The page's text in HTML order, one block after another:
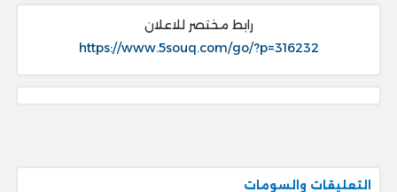
رابط مختصر للاعلان
https://www.5souq.com/go/?p=316232
التعليقات والسومات